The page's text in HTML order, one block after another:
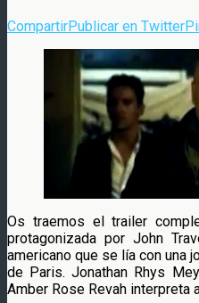
CompartirPublicar en Twitter
Os traemos el trailer
protagonizada por John
americano que se lía con una
de Paris. Jonathan Rhys
Amber Rose Revah interpreta